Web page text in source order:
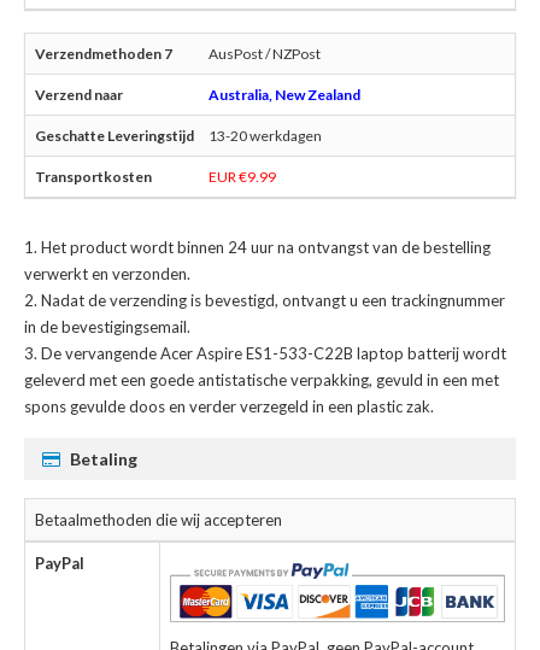
AusPost / NZPost
Australia, New Zealand
13-20 werkdagen
EUR €9.99
Het product wordt binnen 24 uur na ontvangst van de bestelling
verwerkt en verzonden.
Nadat de verzending is bevestigd, ontvangt u een trackingnummer
in de bevestigingsemail.
Devervangende Acer Aspire ES1-533-C22B laptop batterijwordt
geleverd met een goede antistatische verpakking, gevuld in een met
spons gevulde doos en verder verzegeld in een plastic zak.
Betaling
Betaalmethoden die wij accepteren
PayPal